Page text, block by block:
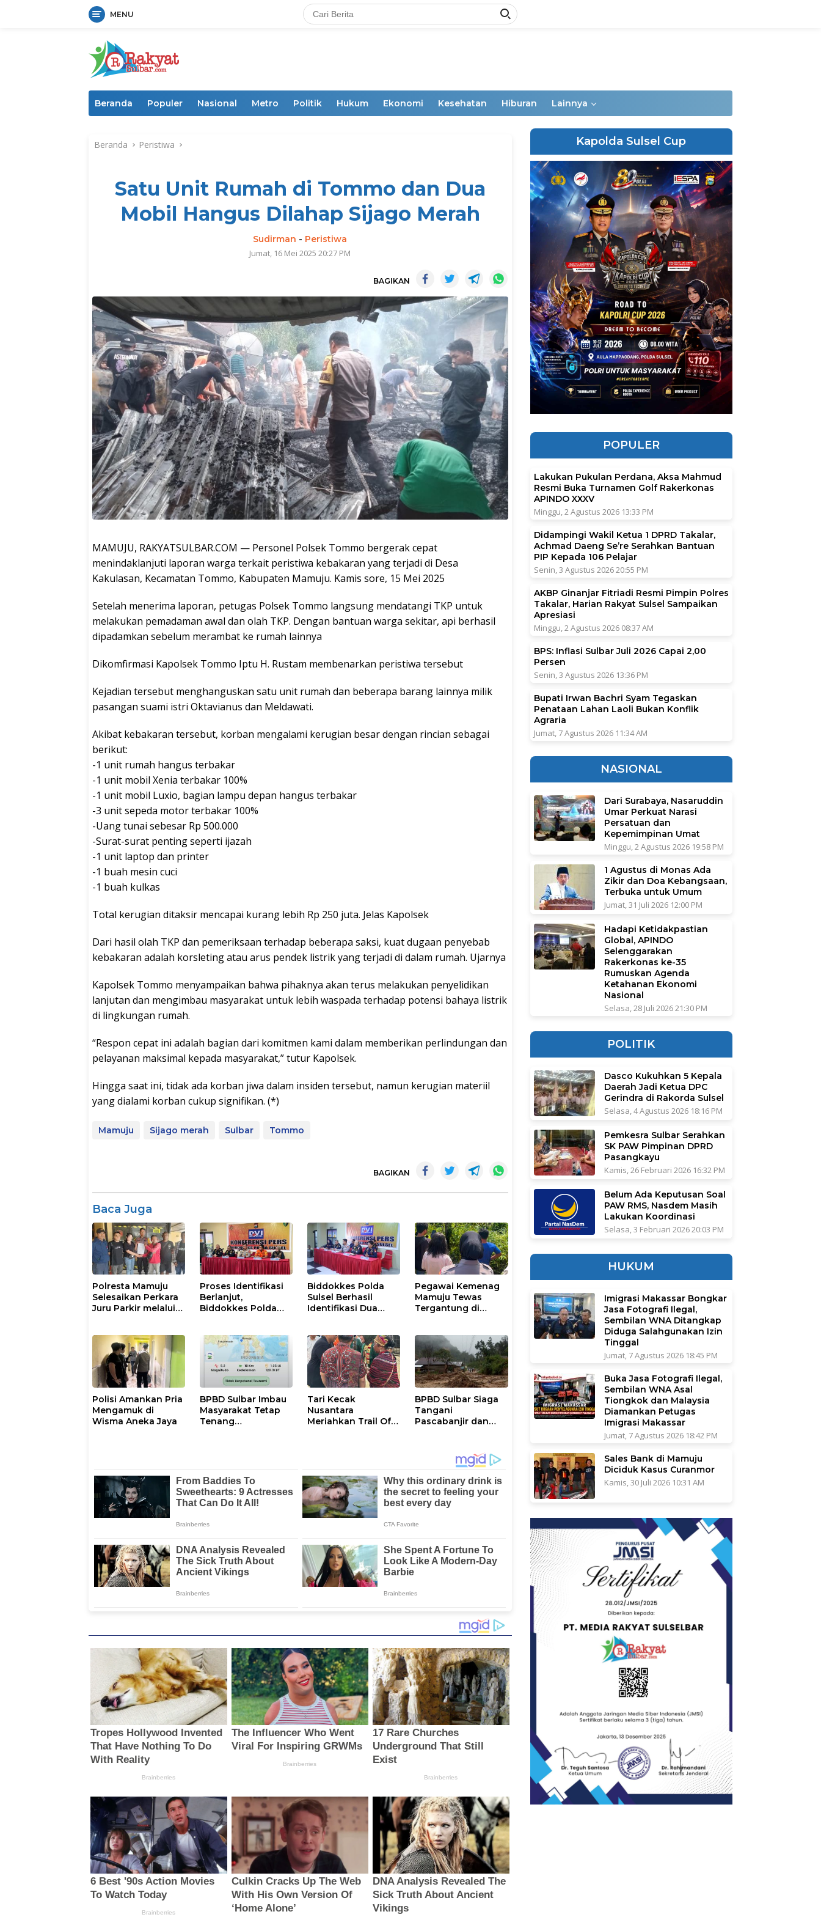
MENU
Beranda Populer Nasional Metro Politik Hukum Ekonomi Kesehatan Hiburan Lainnya
Beranda Peristiwa
Satu Unit Rumah di Tommo dan Dua
Mobil Hangus Dilahap Sijago Merah
Sudirman - Peristiwa
Jumat, 16 Mei 2025 20:27 PM
BAGIKAN
MAMUJU, RAKYATSULBAR.COM — Personel Polsek Tommo bergerak cepat
menindaklanjuti laporan warga terkait peristiwa kebakaran yang terjadi di Desa
Kakulasan, Kecamatan Tommo, Kabupaten Mamuju. Kamis sore, 15 Mei 2025
Setelah menerima laporan, petugas Polsek Tommo langsung mendatangi TKP untuk
melakukan pemadaman awal dan olah TKP. Dengan bantuan warga sekitar, api berhasil
dipadamkan sebelum merambat ke rumah lainnya
Dikomfirmasi Kapolsek Tommo Iptu H. Rustam membenarkan peristiwa tersebut
Kejadian tersebut menghanguskan satu unit rumah dan beberapa barang lainnya milik
pasangan suami istri Oktavianus dan Meldawati.
Akibat kebakaran tersebut, korban mengalami kerugian besar dengan rincian sebagai
berikut:
-1 unit rumah hangus terbakar
-1 unit mobil Xenia terbakar 100%
-1 unit mobil Luxio, bagian lampu depan hangus terbakar
-3 unit sepeda motor terbakar 100%
-Uang tunai sebesar Rp 500.000
-Surat-surat penting seperti ijazah
-1 unit laptop dan printer
-1 buah mesin cuci
-1 buah kulkas
Total kerugian ditaksir mencapai kurang lebih Rp 250 juta. Jelas Kapolsek
Dari hasil olah TKP dan pemeriksaan terhadap beberapa saksi, kuat dugaan penyebab
kebakaran adalah korsleting atau arus pendek listrik yang terjadi di dalam rumah. Ujarnya
Kapolsek Tommo menyampaikan bahwa pihaknya akan terus melakukan penyelidikan
lanjutan dan mengimbau masyarakat untuk lebih waspada terhadap potensi bahaya listrik
di lingkungan rumah.
“Respon cepat ini adalah bagian dari komitmen kami dalam memberikan perlindungan dan
pelayanan maksimal kepada masyarakat,” tutur Kapolsek.
Hingga saat ini, tidak ada korban jiwa dalam insiden tersebut, namun kerugian materiil
yang dialami korban cukup signifikan. (*)
Mamuju Sijago merah Sulbar Tommo
BAGIKAN
Baca Juga
Polresta Mamuju
Selesaikan Perkara
Juru Parkir melalui
Proses Identifikasi
Berlanjut,
Biddokkes Polda
Laka Laut KM Nurul
Salsa
Biddokkes Polda
Sulsel Berhasil
Identifikasi Dua
Pegawai Kemenag
Mamuju Tewas
Tergantung di
dan Evakuasi
Polisi Amankan Pria
Mengamuk di
Wisma Aneka Jaya
BPBD Sulbar Imbau
Masyarakat Tetap
Tenang
Tari Kecak
Nusantara
Meriahkan Trail Of
BPBD Sulbar Siaga
Tangani
Pascabanjir dan
Kapolda Sulsel Cup
POPULER
Lakukan Pukulan Perdana, Aksa Mahmud
Resmi Buka Turnamen Golf Rakerkonas
APINDO XXXV
Minggu, 2 Agustus 2026 13:33 PM
Didampingi Wakil Ketua 1 DPRD Takalar,
Achmad Daeng Se’re Serahkan Bantuan
PIP Kepada 106 Pelajar
Senin, 3 Agustus 2026 20:55 PM
AKBP Ginanjar Fitriadi Resmi Pimpin Polres
Takalar, Harian Rakyat Sulsel Sampaikan
Apresiasi
Minggu, 2 Agustus 2026 08:37 AM
BPS: Inflasi Sulbar Juli 2026 Capai 2,00
Persen
Senin, 3 Agustus 2026 13:36 PM
Bupati Irwan Bachri Syam Tegaskan
Penataan Lahan Laoli Bukan Konflik
Agraria
Jumat, 7 Agustus 2026 11:34 AM
NASIONAL
Dari Surabaya, Nasaruddin
Umar Perkuat Narasi
Persatuan dan
Kepemimpinan Umat
Minggu, 2 Agustus 2026 19:58 PM
1 Agustus di Monas Ada
Zikir dan Doa Kebangsaan,
Terbuka untuk Umum
Jumat, 31 Juli 2026 12:00 PM
Hadapi Ketidakpastian
Global, APINDO
Selenggarakan
Rakerkonas ke-35
Rumuskan Agenda
Ketahanan Ekonomi
Nasional
Selasa, 28 Juli 2026 21:30 PM
POLITIK
Dasco Kukuhkan 5 Kepala
Daerah Jadi Ketua DPC
Gerindra di Rakorda Sulsel
Selasa, 4 Agustus 2026 18:16 PM
Pemkesra Sulbar Serahkan
SK PAW Pimpinan DPRD
Pasangkayu
Kamis, 26 Februari 2026 16:32 PM
Belum Ada Keputusan Soal
PAW RMS, Nasdem Masih
Lakukan Koordinasi
Selasa, 3 Februari 2026 20:03 PM
HUKUM
Imigrasi Makassar Bongkar
Jasa Fotografi Ilegal,
Sembilan WNA Ditangkap
Diduga Salahgunakan Izin
Tinggal
Jumat, 7 Agustus 2026 18:45 PM
Buka Jasa Fotografi Ilegal,
Sembilan WNA Asal
Tiongkok dan Malaysia
Diamankan Petugas
Imigrasi Makassar
Jumat, 7 Agustus 2026 18:42 PM
Sales Bank di Mamuju
Diciduk Kasus Curanmor
Kamis, 30 Juli 2026 10:31 AM